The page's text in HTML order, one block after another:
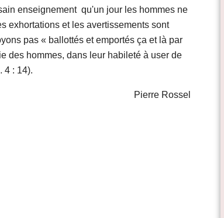
enseignement  qu'un jour les hommes ne
exhortations et les avertissements sont
pas « ballottés et emportés ça et là par
des hommes, dans leur habileté à user de
4 : 14).
Pierre Rossel